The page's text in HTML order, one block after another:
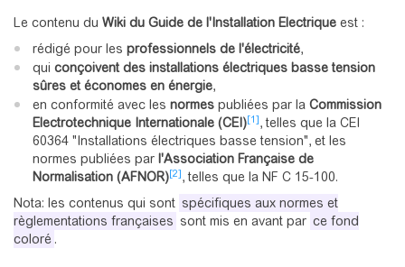
Le contenu du Wiki du Guide de l'Installation Electrique est :
rédigé pour les professionnels de l'électricité,
qui conçoivent des installations électriques basse tension
sûres et économes en énergie,
en conformité avec les normes publiées par la Commission
Electrotechnique Internationale (CEI)[1], telles que la CEI
60364 "Installations électriques basse tension", et les
normes publiées par l'Association Française de
Normalisation (AFNOR)[2], telles que la NF C 15-100.
Nota: les contenus qui sont spécifiques aux normes et
règlementations françaises sont mis en avant par ce fond
coloré .